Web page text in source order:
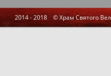
2014 - 2018 © Храм Святого